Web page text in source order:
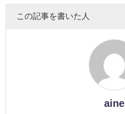
この記事を書いた人
aine